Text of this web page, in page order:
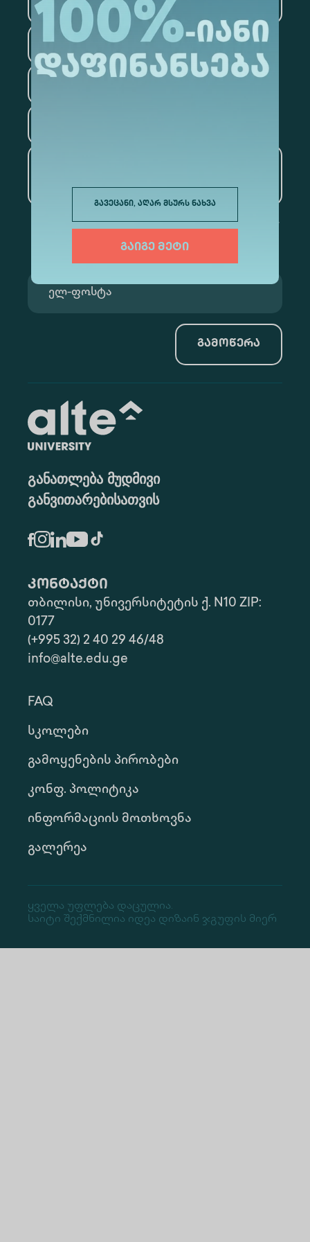
გავეცანი, აღარ მსურს ნახვა
გაიგე მეტი
ტექნოლოგიები
სამართალი
და მონაცემთა ანალიტიკა
გამოწერა
განათლება მუდმივი
განვითარებისათვის
კონტაქტი
თბილისი, უნივერსიტეტის ქ. N10 ZIP:
0177
(+995 32) 2 40 29 46/48
info@alte.edu.ge
FAQ
Სკოლები
Გამოყენების Პირობები
Კონფ. Პოლიტიკა
Ინფორმაციის Მოთხოვნა
Გალერეა
Ყველა Უფლება Დაცულია.
Საიტი Შექმნილია Იდეა Დიზაინ Ჯგუფის Მიერ